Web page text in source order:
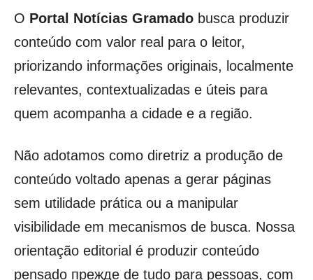
O Portal Notícias Gramado busca produzir
conteúdo com valor real para o leitor,
priorizando informações originais, localmente
relevantes, contextualizadas e úteis para
quem acompanha a cidade e a região.
Não adotamos como diretriz a produção de
conteúdo voltado apenas a gerar páginas
sem utilidade prática ou a manipular
visibilidade em mecanismos de busca. Nossa
orientação editorial é produzir conteúdo
pensado прежде de tudo para pessoas, com